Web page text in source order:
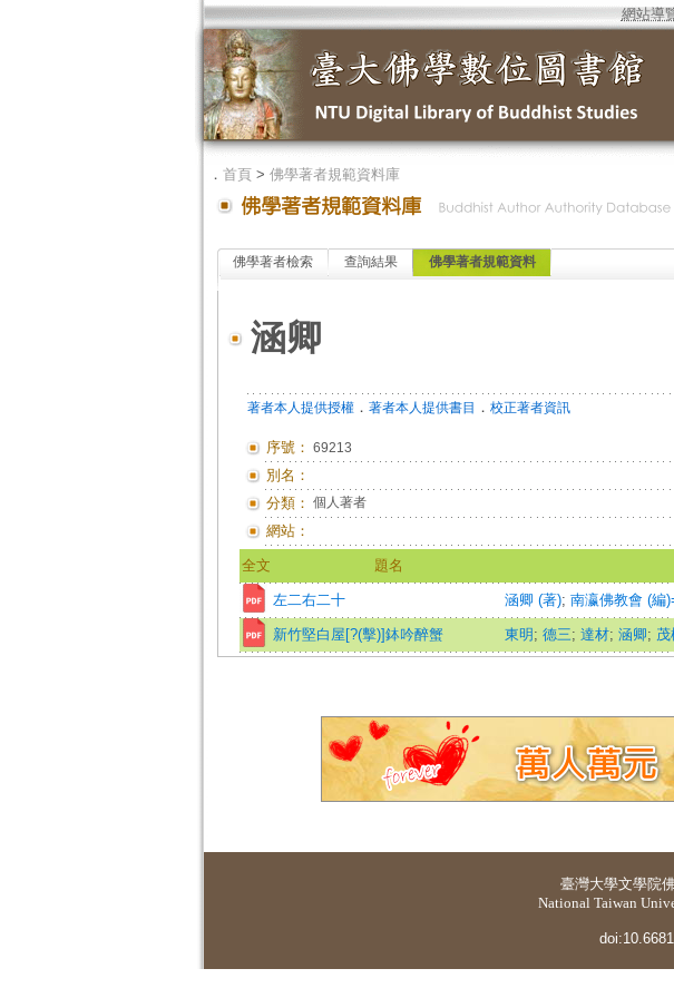
網站導
． 首頁> 佛學著者規範資料庫
佛學著者檢索 查詢結果 佛學著者規範資料
涵卿
著者本人提供授權． 著者本人提供書目 ． 校正著者資訊
序號： 69213
別名：
分類： 個人著者
網站：
全文 題名
左二右二十 涵卿 (著); 南瀛佛教會 (編
新竹堅白屋[?(擊)]鉢吟醉蟹 東明 ; 德三; 達材; 涵卿; 茂
臺灣大學文學院
National Taiwan